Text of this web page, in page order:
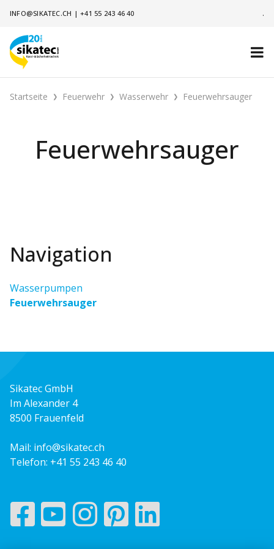
INFO@SIKATEC.CH |+41 55 243 46 40 .
Startseite Feuerwehr Wasserwehr Feuerwehrsauger
Feuerwehrsauger
Navigation
Wasserpumpen
Feuerwehrsauger
Sikatec GmbH
Im Alexander 4
8500 Frauenfeld
Mail: info@sikatec.ch
Telefon: +41 55 243 46 40